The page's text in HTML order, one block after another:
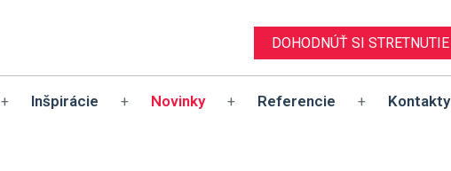
DOHODNÚŤ SI STRETNUTIE
+ Inšpirácie + Novinky + Referencie + Kontakty